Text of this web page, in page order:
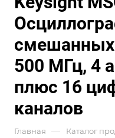
смешанных
500 МГц, 4
плюс 16
каналов
Главная — Каталог